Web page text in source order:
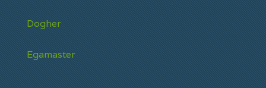
Dogher
Egamaster